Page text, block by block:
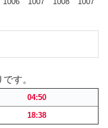
す。
04:50
18:38